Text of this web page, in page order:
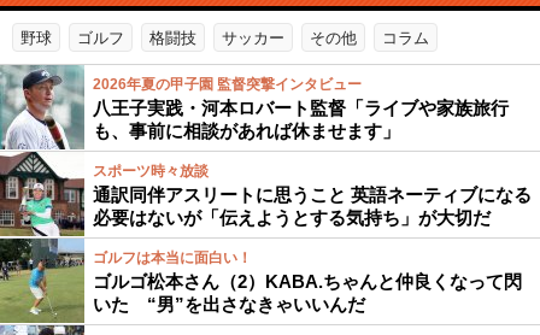
野球 ゴルフ 格闘技 サッカー その他 コラム
2026年夏の甲子園 監督突撃インタビュー
八王子実践・河本ロバート監督「ライブや家族旅行
も、事前に相談があれば休ませます」
スポーツ時々放談
通訳同伴アスリートに思うこと 英語ネーティブになる
必要はないが「伝えようとする気持ち」が大切だ
ゴルフは本当に面白い！
ゴルゴ松本さん（2）KABA.ちゃんと仲良くなって閃
いた “男”を出さなきゃいいんだ